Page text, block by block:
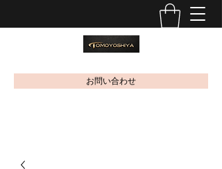
お問い合わせ